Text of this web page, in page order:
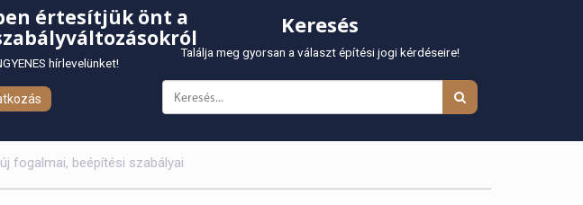
értesítjük önt a
hírlevelünket!
Keresés
Találja meg gyorsan a választ építési jogi kérdéseire!
fogalmai, beépítési szabályai